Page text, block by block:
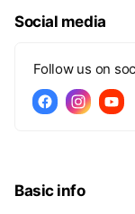
Social media
Follow us on
Basic info